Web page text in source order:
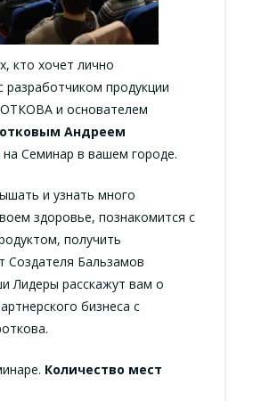
кто хочет лично
разработчиком продукции
и основателем
Андреем
на Семинар в вашем городе.
и узнать много
здоровье, познакомится с
получить
Создателя Бальзамов
Лидеры расскажут вам о
бизнеса с
Количество мест